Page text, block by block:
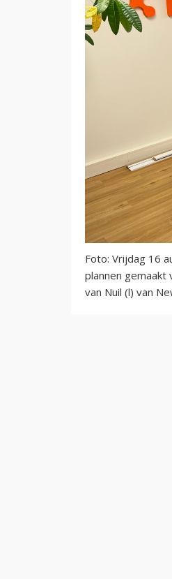
Foto: Vrijdag 16
plannen gemaakt
van Nuil (l) van